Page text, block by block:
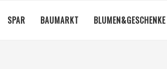
SPAR BAUMARKT BLUMEN&GESCHENKE